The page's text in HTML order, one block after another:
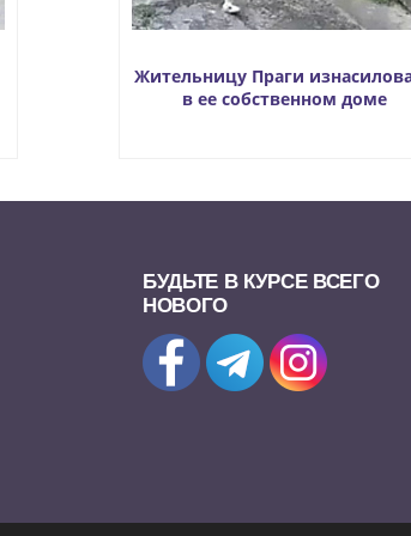
Жительницу Праги
в ее собственном доме
БУДЬТЕ В КУРСЕ ВСЕГО
НОВОГО